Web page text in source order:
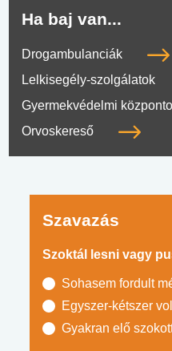
Ha baj van...
Drogambulanciák
Lelkisegély-szolgálatok
Gyermekvédelmi
Orvoskereső
Szavazás
Szoktál lesni vagy
Sohasem fordult
Egyszer-kétszer
Gyakran elő